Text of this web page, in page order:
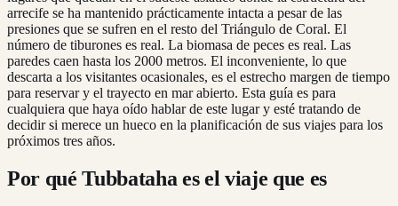
arrecife se ha mantenido prácticamente intacta a pesar de las
presiones que se sufren en el resto del Triángulo de Coral. El
número de tiburones es real. La biomasa de peces es real. Las
paredes caen hasta los 2000 metros. El inconveniente, lo que
descarta a los visitantes ocasionales, es el estrecho margen de tiempo
para reservar y el trayecto en mar abierto. Esta guía es para
cualquiera que haya oído hablar de este lugar y esté tratando de
decidir si merece un hueco en la planificación de sus viajes para los
próximos tres años.
Por qué Tubbataha es el viaje que es